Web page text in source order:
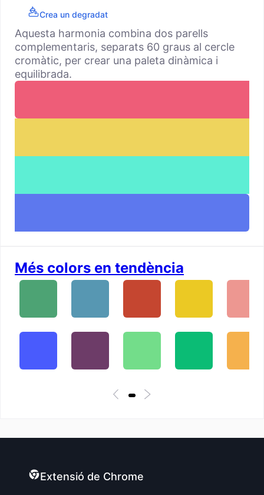
Crea un degradat
Aquesta harmonia combina dos parells
complementaris, separats 60 graus al cercle
cromàtic, per crear una paleta dinàmica i
equilibrada.
Més colors en tendència
Extensió de Chrome